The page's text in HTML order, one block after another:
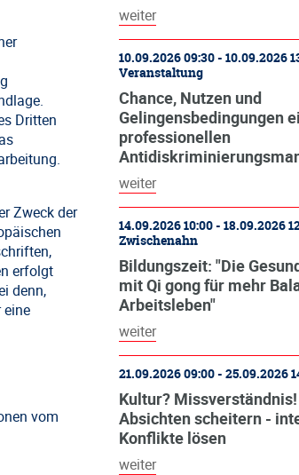
Dritten
Zweck der
erfolgt
denn,
eine
vom
weiter
10.09.2026 09:30 - 10.09.2026
Veranstaltung
Chance, Nutzen und
Gelingensbedingungen
professionellen
weiter
14.09.2026 10:00 - 18.09.2026
Zwischenahn
Bildungszeit: "Die
mit Qi gong für mehr
Arbeitsleben"
weiter
21.09.2026 09:00 - 25.09.2026
Kultur?
Absichten scheitern -
Konflikte lösen
weiter